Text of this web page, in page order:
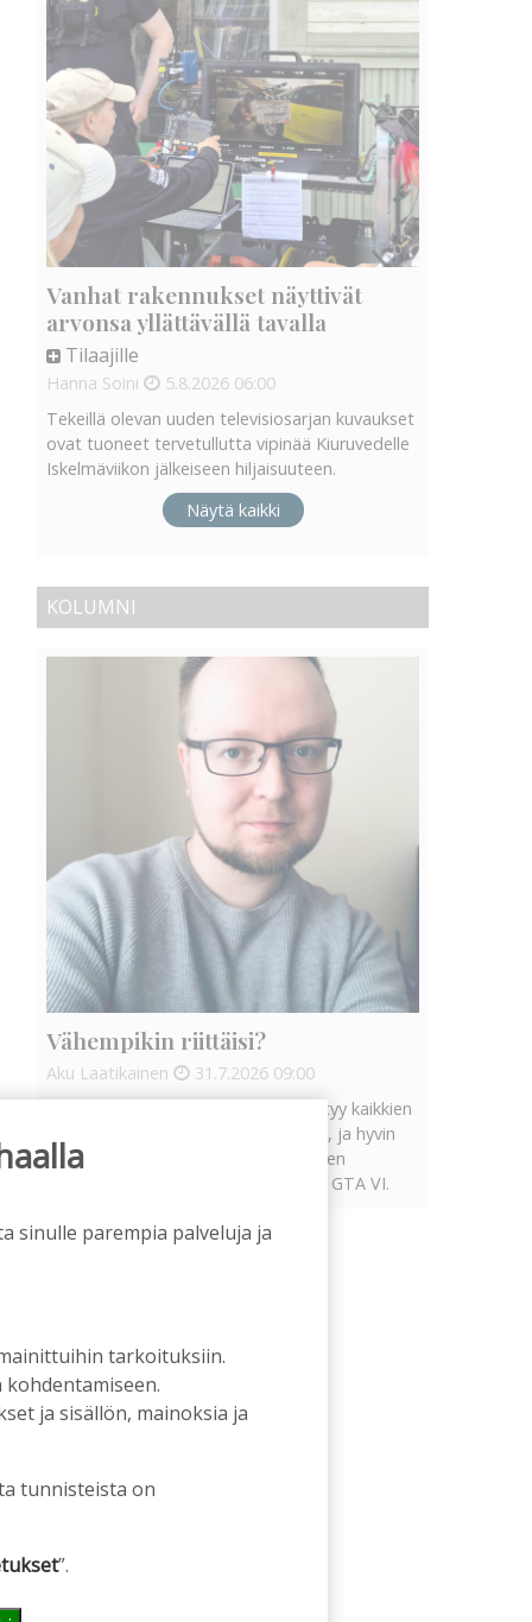
Vanhat rakennukset näyttivät
arvonsa yllättävällä tavalla
Tilaajille
Hanna Soini 5.8.2026 06:00
Tekeillä olevan uuden televisiosarjan kuvaukset
ovat tuoneet tervetullutta vipinää Kiuruvedelle
Iskelmäviikon jälkeiseen hiljaisuuteen.
Näytä kaikki
KOLUMNI
Vähempikin riittäisi?
Aku Laatikainen 31.7.2026 09:00
Tämän vuoden marraskuussa ilmestyy kaikkien
aikojen odotetuin ja ennakkotilatuin, ja hyvin
todennäköisesti myös kaikkien aikojen
myydyimmäksi videopeliksi nouseva GTA VI.
sinulle parempia palveluja ja
tarkoituksiin.
ja sisällön, mainoksia ja
tunnisteista on
”.